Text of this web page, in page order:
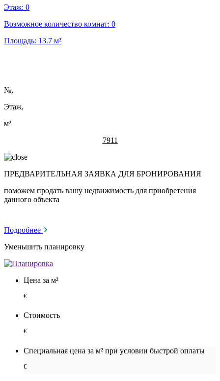
Этаж: 0
Возможное количество комнат: 0
Площадь: 13.7 м²
№,
Этаж,
м²
7911
ПРЕДВАРИТЕЛЬНАЯ ЗАЯВКА ДЛЯ БРОНИРОВАНИЯ
поможем продать вашу недвижимость для приобретения
данного объекта
Подробнее
Уменьшить планировку
Цена за м²
€
Стоимость
€
Специальная цена за м² при условии быстрой оплаты
€